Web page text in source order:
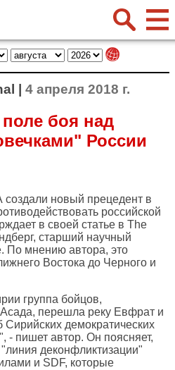
| 4 апреля 2018 г.
боя над
России
новый прецедент в
российской
в своей статье в The
старший научный
По мнению автора, это
Востока до Черного и
группа бойцов,
перешла реку Евфрат и
Сирийских демократических
- пишет автор. Он поясняет,
деконфликтизации"
и SDF, которые